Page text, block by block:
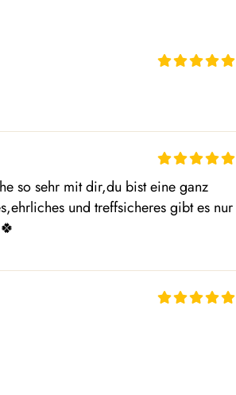
so sehr mit dir,du bist eine ganz
und treffsicheres gibt es nur